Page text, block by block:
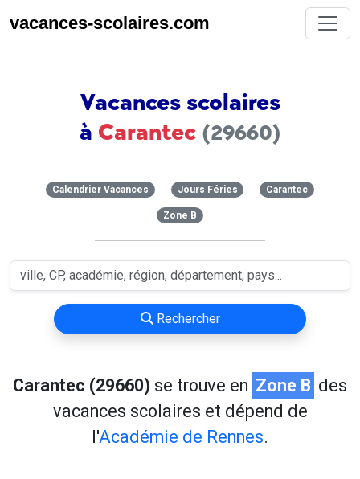
vacances-scolaires.com
Vacances scolaires
à Carantec (29660)
Calendrier Vacances Jours Féries Carantec
Zone B
Rechercher
Carantec (29660) se trouve en Zone B des
vacances scolaires et dépend de
l'Académie de Rennes.